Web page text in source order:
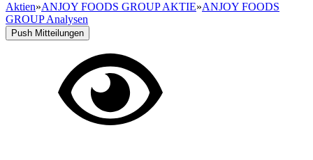
Aktien»ANJOY FOODS GROUP AKTIE»ANJOY FOODS
GROUP Analysen
Push Mitteilungen